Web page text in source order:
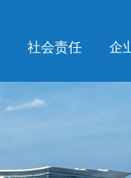
社会责任 企